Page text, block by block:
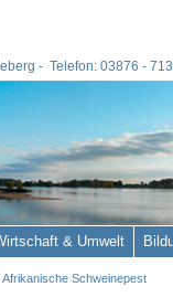
- Telefon: 03876 -
& Umwelt
Afrikanische Schweinepest